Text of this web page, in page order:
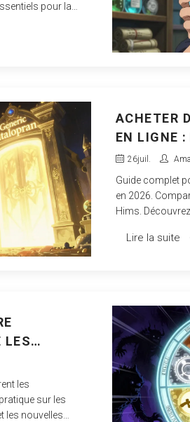
pour la
ACHETER
EN LIGNE
26juil.
Guide complet
en 2026.
Hims.
antidépresseur.
Lire la suite
LES
les
sur les
les nouvelles